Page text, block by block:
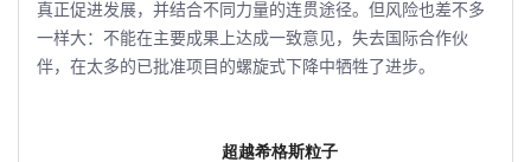
真正促进发展，并结合不同力量的连贯途径。但风险也差不多
一样大：不能在主要成果上达成一致意见，失去国际合作伙
伴，在太多的已批准项目的螺旋式下降中牺牲了进步。
超越希格斯粒子